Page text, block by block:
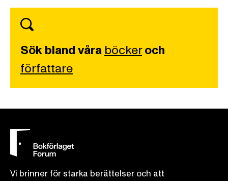
Sök bland våra böckeroch
författare
Vi brinner för starka berättelser och att